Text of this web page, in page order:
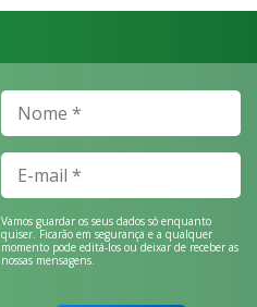
Vamos guardar os seus dados só enquanto
quiser. Ficarão em segurança e a qualquer
momento pode editá-los ou deixar de receber as
nossas mensagens.